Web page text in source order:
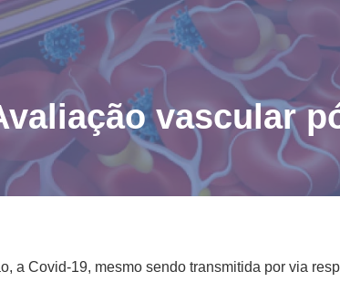
vascular
a Covid-19, mesmo sendo transmitida por via